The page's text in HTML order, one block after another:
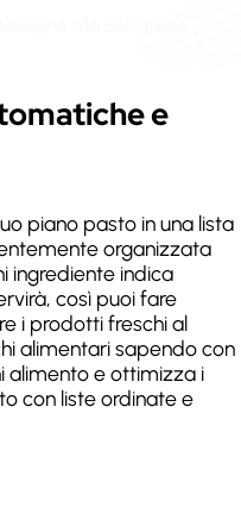
Branzino al Sale
240 kcal
Pizza Margherita
e
piano pasto in una lista
organizzata
ingrediente indica
così puoi fare
i prodotti freschi al
alimentari sapendo con
alimento e ottimizza i
con liste ordinate e